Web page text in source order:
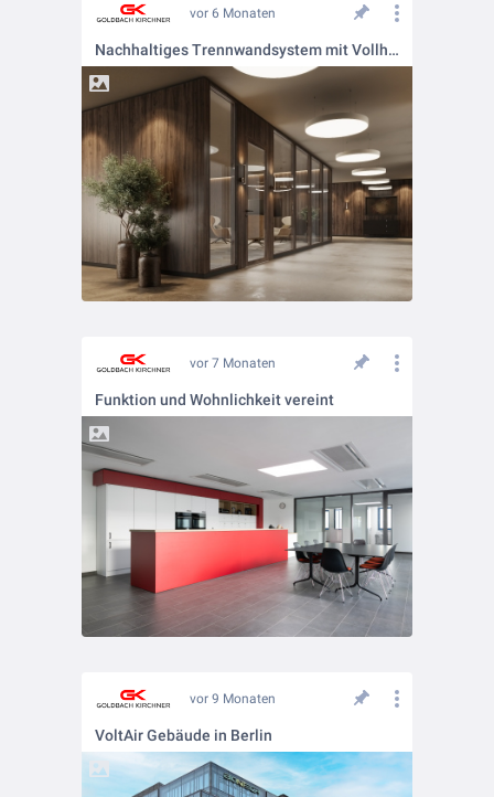
vor 6 Monaten
Nachhaltiges Trennwandsystem mit Vollholz-Profilen
vor 7 Monaten
Funktion und Wohnlichkeit vereint
vor 9 Monaten
VoltAir Gebäude in Berlin